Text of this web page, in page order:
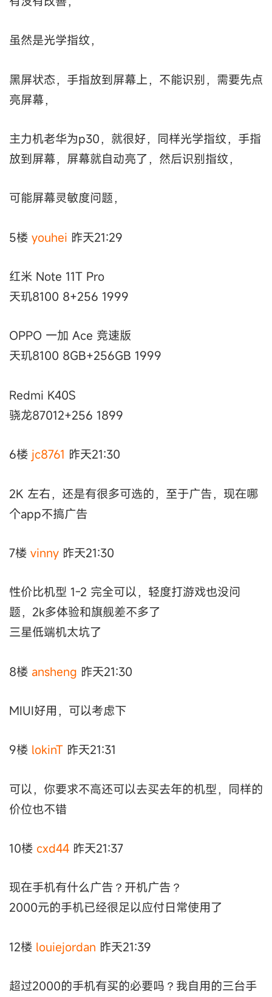
虽然是光学指纹，
黑屏状态，手指放到屏幕上，不能识别，需要先点
亮屏幕，
主力机老华为p30，就很好，同样光学指纹，手指
放到屏幕，屏幕就自动亮了，然后识别指纹，
可能屏幕灵敏度问题，
5楼 youhei 昨天21:29
红米 Note 11T Pro
天玑8100 8+256 1999
OPPO 一加 Ace 竞速版
天玑8100 8GB+256GB 1999
Redmi K40S
骁龙87012+256 1899
6楼 jc8761 昨天21:30
2K 左右，还是有很多可选的，至于广告，现在哪
个app不搞广告
7楼 vinny 昨天21:30
性价比机型 1-2 完全可以，轻度打游戏也没问
题，2k多体验和旗舰差不多了
三星低端机太坑了
8楼 ansheng 昨天21:30
MIUI好用，可以考虑下
9楼 lokinT 昨天21:31
可以，你要求不高还可以去买去年的机型，同样的
价位也不错
10楼 cxd44 昨天21:37
现在手机有什么广告？开机广告？
2000元的手机已经很足以应付日常使用了
12楼 louiejordan 昨天21:39
超过2000的手机有买的必要吗？我自用的三台手